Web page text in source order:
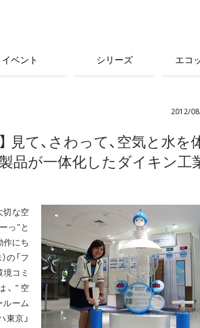
イベント シリーズ エコ
見て、さわって、空気と水を
製品が一体化したダイキン工
2012/
切な空
っ"と
作にち
の「フ
境コミ
、"空
ーム
東京」